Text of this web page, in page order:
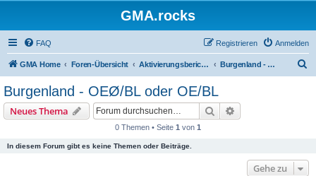
GMA.rocks
FAQ Anmelden
Registrieren
GMA Home Foren-Übersicht Aktivierungsberichte / Activity Reports Burgenland - OEØ/BL oder OE/BL
Burgenland - OEØ/BL oder OE/BL
Neues Thema Suche
0 Themen • Seite 1 von 1
In diesem Forum gibt es keine Themen oder Beiträge.
Gehe zu